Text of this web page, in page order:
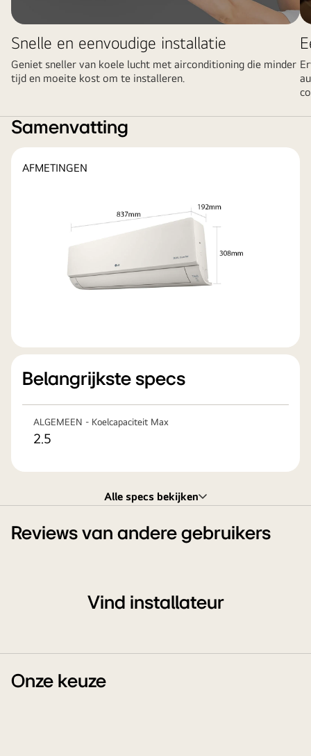
Snelle en eenvoudige installatie
Geniet sneller van koele lucht met airconditioning die minder
tijd en moeite kost om te installeren.
Samenvatting
AFMETINGEN
Belangrijkste specs
ALGEMEEN - Koelcapaciteit Max
2.5
Alle specs bekijken
Reviews van andere gebruikers
Vind installateur
Onze keuze